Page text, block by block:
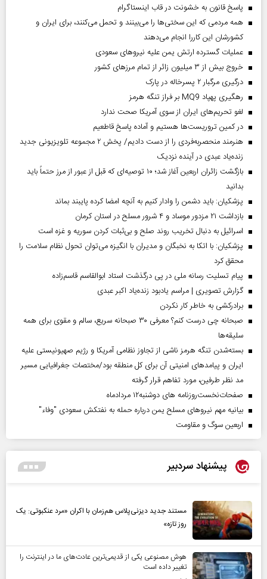
پاسخ قانون به خشونت در قاب اینستاگرام
همه مردمی که این سختی‌ها را می‌بینند و تحمل می‌کنند، برای ایران و
کشورشان این کاررا انجام می‌دهند
عملیات گسترده ارتش یمن علیه نیروهای سعودی
خروج بیش از ۳ میلیون زائر از تمام مرز‌های کشور
درگیری مرگبار ۲ پسرخاله در پارک
رهگیری پهپاد MQ9 بر فراز تنگه هرمز
لغو تحریم‌های ایران از سوی آمریکا صحت ندارد
در کمین تروریست‌ها هستیم و آماده پاسخ قاطعیم
هنرمند منحصر‌به‌فردی را از دست دادیم/ پخش ۲ مجموعه تلویزیونی جدید
زنده‌یاد عبدی در آینده نزدیک
بازگشت زائران اربعین آغاز شد؛ ۱۰ توصیه‌ای که قبل از عبور از مرز حتماً باید
بدانید
پزشکیان: باید دشمن را وادار کنیم به آنچه امضا کرده پایبند بماند
بازداشت ۲۱ مزدور موساد و ۴ شرور مسلح در استان کرمان
اسرائیل به دنبال تخریب روند صلح و بی‌ثبات کردن سوریه و غزه است
پزشکیان: با اتکا به نخبگان و مدیران با انگیزه می‌توان تحول نظام سلامت را
محقق کرد
پیام تسلیت رسانه ملی در پی درگذشت استاد ابوالقاسم قاسم‌زاده
گزارش تصویری | مراسم یادبود زنده‌یاد اکبر عبدی
برادرکشی به خاطر کار نکردن
صبحانه چی درست کنم؟ معرفی ۳۰ صبحانه سریع، سالم و مقوی برای همه
سلیقه‌ها
بسته‌شدن تنگه هرمز ناشی از تجاوز نظامی آمریکا و رژیم صهیونیستی علیه
ایران و پیامد‌های امنیتی آن برای کل منطقه بود/مختصات جغرافیایی مسیر
مد نظر طرفین، مورد تفاهم قرار گرفته
صفحات‌نخست‌روزنامه ها‌ی دوشنبه‌۱۲ مردادماه
بیانیه مهم نیروهای مسلح یمن درباره حمله به نفتکش سعودی "وفاء"
اربعین سوگ و مقاومت
پیشنهاد سردبیر
مستند جدید دیزنی‌پلاس هم‌زمان با اکران «مرد عنکبوتی: یک
روز تازه»
هوش مصنوعی یکی از قدیمی‌ترین عادت‌های ما در اینترنت را
تغییر داده است